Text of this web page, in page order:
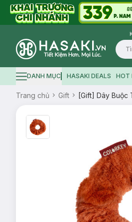
Logo
Hamburger icon
DANH MỤC HASAKI DEALS HOT
Trang chủ Gift [Gift] Dây Buộc